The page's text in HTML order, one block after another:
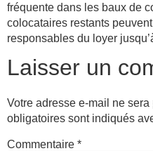
fréquente dans les baux de
colocataires restants
responsables du loyer
Laisser un
Votre adresse e-mail ne sera
obligatoires sont indiqués
Commentaire *